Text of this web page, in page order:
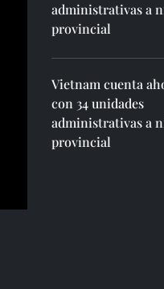
administrativas a
provincial
Vietnam cuenta
con 34 unidades
administrativas a
provincial